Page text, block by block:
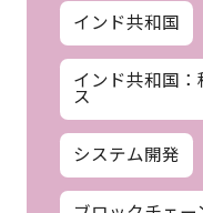
インド共和国
インド共和国
ス
システム開発